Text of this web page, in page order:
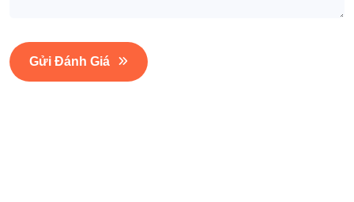
Gửi Đánh Giá